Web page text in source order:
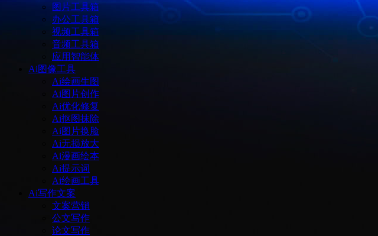
图片工具箱
办公工具箱
视频工具箱
音频工具箱
应用智能体
Ai图像工具
Ai绘画生图
Ai图片创作
Ai优化修复
Ai抠图抹除
Ai图片换脸
Ai无损放大
Ai漫画绘本
Ai提示词
Ai绘画工具
Ai写作文案
文案营销
公文写作
论文写作